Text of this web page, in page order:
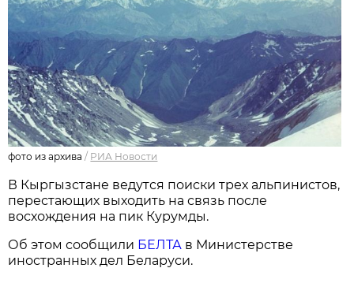
фото из архива / РИА Новости
В Кыргызстане ведутся поиски трех альпинистов,
перестающих выходить на связь после
восхождения на пик Курумды.
Об этом сообщили БЕЛТА в Министерстве
иностранных дел Беларуси.